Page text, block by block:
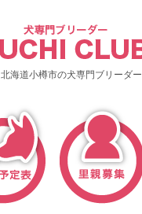
北海道小樽市の犬専門ブリーダー